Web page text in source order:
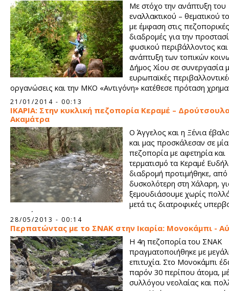
Με στόχο την ανάπτυξη του
εναλλακτικού – θεματικού
με έμφαση στις πεζοπορικές
διαδρομές για την
φυσικού περιβάλλοντος και
ανάπτυξη των τοπικών
Δήμος Χίου σε συνεργασία
ευρωπαϊκές
οργανώσεις και την ΜΚΟ «Αντιγόνη» κατέθεσε πρόταση
απευθείας από τις Βρυξέλες.
21/01/2014 - 00:13
ΙΚΑΡΙΑ: Στην κυκλική πεζοπορία Κεραμέ –
Ακαμάτρα
Ο Άγγελος και η Ξένια
και μας προσκάλεσαν σε μία
πεζοπορία με αφετηρία και
τερματισμό τα Κεραμέ
διαδρομή προτιμήθηκε, από
δυσκολότερη στη Χάλαρη,
ξεμουδιάσουμε χωρίς
μετά τις διατροφικές
γιορτών.
28/05/2013 - 00:14
Περπατώντας με το ΣΝΑΚ στην Ικαρία: Μονοκάμπι -
Η 4η πεζοπορία του ΣΝΑΚ
πραγματοποιήθηκε με
επιτυχία. Στο Μονοκάμπι
παρόν 30 περίπου άτομα,
συλλόγου νεολαίας και